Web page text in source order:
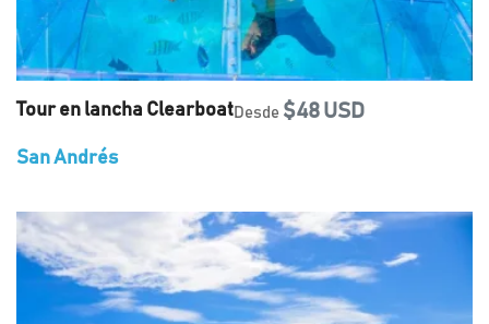
Tour en lancha ClearboatDesde $48 USD
San Andrés